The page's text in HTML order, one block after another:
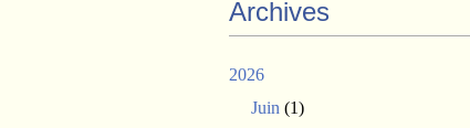
Archives
2026
Juin (1)